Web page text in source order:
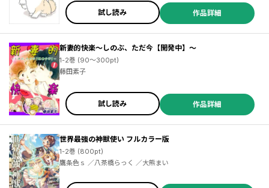
試し読み 作品詳細
新妻的快楽～しのぶ、ただ今【開発中】～
1-2巻 (90～300pt)
藤田素子
試し読み 作品詳細
世界最強の神獣使い フルカラー版
1-2巻 (800pt)
鷹条色ｓ ／八茶橋らっく ／大熊まい